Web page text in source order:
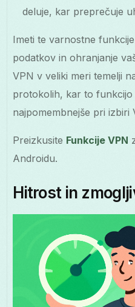
deluje, kar preprečuje
Imeti te varnostne
podatkov in ohranjanje
VPN v veliki meri temelji
protokolih, kar to funkcijo
najpomembnejše pri izbiri
Preizkusite Funkcije VPN
Androidu.
Hitrost in